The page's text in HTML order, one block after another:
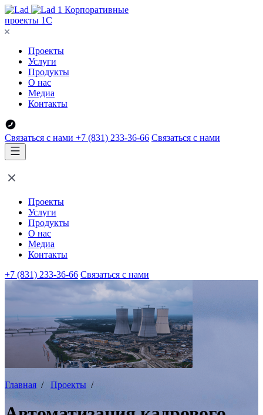
Корпоративные
проекты 1С
Проекты
Услуги
Продукты
О нас
Медиа
Контакты
Связаться с нами +7 (831) 233-36-66 Связаться с нами
Проекты
Услуги
Продукты
О нас
Медиа
Контакты
+7 (831) 233-36-66 Связаться с нами
Главная / Проекты /